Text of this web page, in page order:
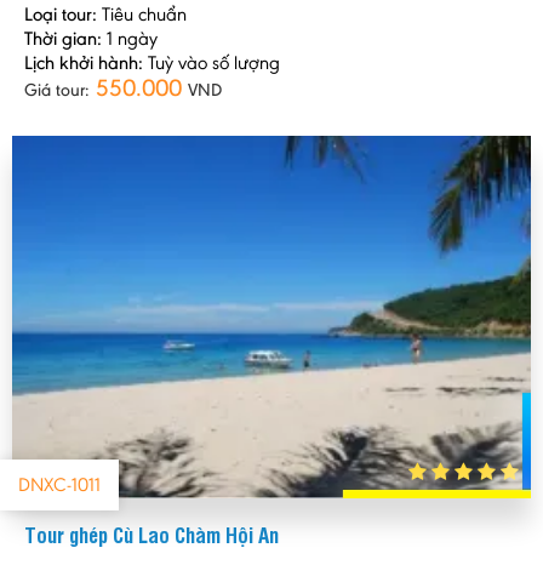
Loại tour: Tiêu chuẩn
Thời gian: 1 ngày
Lịch khởi hành: Tuỳ vào số lượng
Giá tour: 550.000 VND
DNXC-1011
Tour ghép Cù Lao Chàm Hội An